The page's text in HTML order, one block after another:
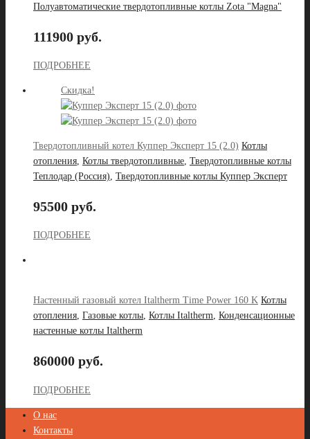
Полуавтоматические твердотопливные котлы Zota "Magna"
111900 руб.
ПОДРОБНЕЕ
Скидка!
Твердотопливный котел Куппер Эксперт 15 (2.0) Котлы
отопления, Котлы твердотопливные, Твердотопливные котлы
Теплодар (Россия), Твердотопливные котлы Куппер Эксперт
95500 руб.
ПОДРОБНЕЕ
Настенный газовый котел Italtherm Time Power 160 K Котлы
отопления, Газовые котлы, Котлы Italtherm, Конденсационные
настенные котлы Italtherm
860000 руб.
ПОДРОБНЕЕ
О нас
Контакты